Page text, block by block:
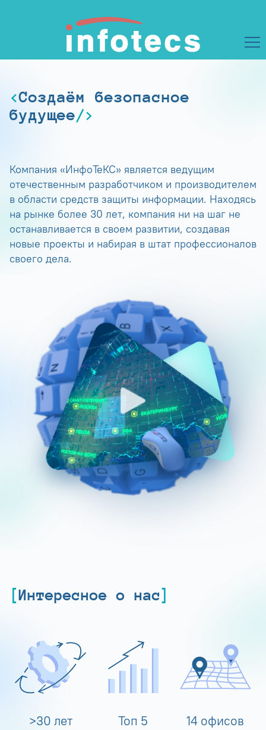
Создаём безопасное
будущее
Компания «ИнфоТеКС» является ведущим
отечественным разработчиком и производителем
в области средств защиты информации. Находясь
на рынке более 30 лет, компания ни на шаг не
останавливается в своем развитии, создавая
новые проекты и набирая в штат профессионалов
своего дела.
Интересное о нас
>30 лет Топ 5 14 офисов